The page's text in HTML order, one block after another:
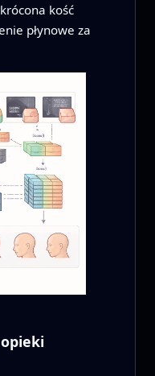
kość
płynowe za